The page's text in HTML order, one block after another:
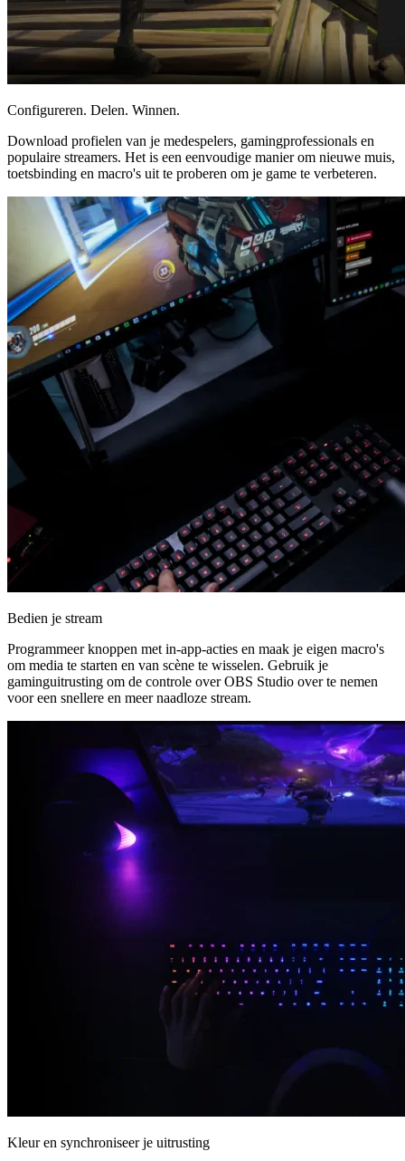
Configureren. Delen. Winnen.
Download profielen van je medespelers, gamingprofessionals en
populaire streamers. Het is een eenvoudige manier om nieuwe muis,
toetsbinding en macro's uit te proberen om je game te verbeteren.
Bedien je stream
Programmeer knoppen met in-app-acties en maak je eigen macro's
om media te starten en van scène te wisselen. Gebruik je
gaminguitrusting om de controle over OBS Studio over te nemen
voor een snellere en meer naadloze stream.
Kleur en synchroniseer je uitrusting